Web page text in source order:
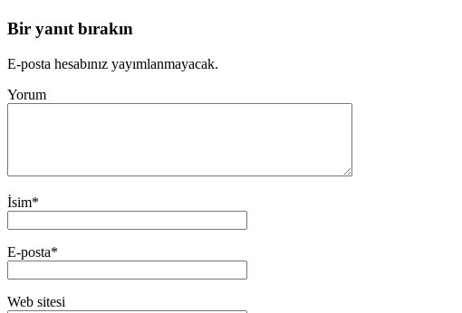
Bir yanıt bırakın
E-posta hesabınız yayımlanmayacak.
Yorum
İsim*
E-posta*
Web sitesi